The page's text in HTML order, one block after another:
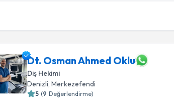
Dt. Osman Ahmed Oklu
Diş Hekimi
Denizli, Merkezefendi
5 (9 Değerlendirme)